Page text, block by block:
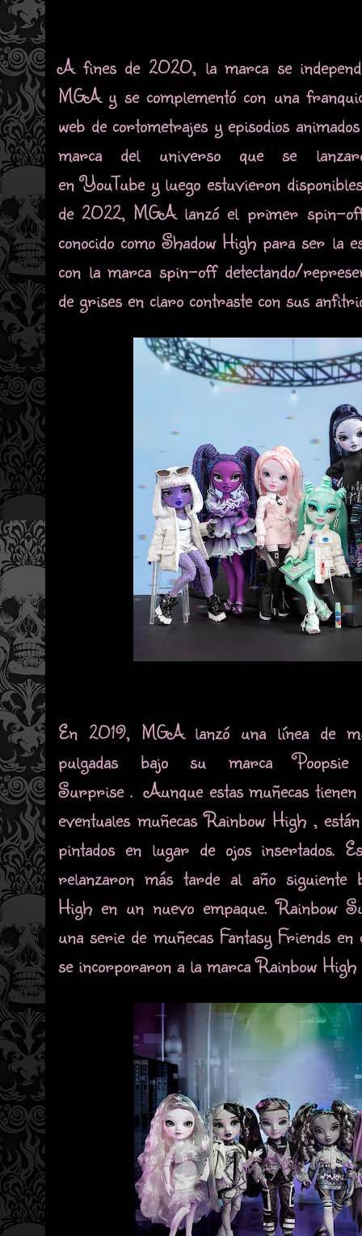
A fines de 2020, la marca se
MGA y se complementó con una
web de cortometrajes y episodios
marca del universo que se
en YouTube y luego estuvieron
de 2022, MGA lanzó el primer spin-
conocido como Shadow High para ser la
con la marca spin-off detectando/
de grises en claro contraste con sus
En 2019, MGA lanzó una línea de
pulgadas bajo su marca
Surprise . Aunque estas muñecas tienen
eventuales muñecas Rainbow High ,
pintados en lugar de ojos insertados.
relanzaron más tarde al año siguiente
High en un nuevo empaque. Rainbow
una serie de muñecas Fantasy Friends en
se incorporaron a la marca Rainbow High